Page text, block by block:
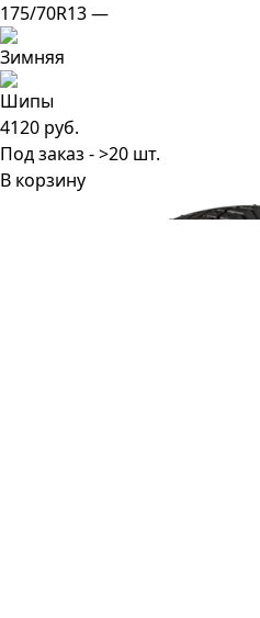
175/70R13 —
4120 руб.
Под заказ - >20 шт.
В корзину